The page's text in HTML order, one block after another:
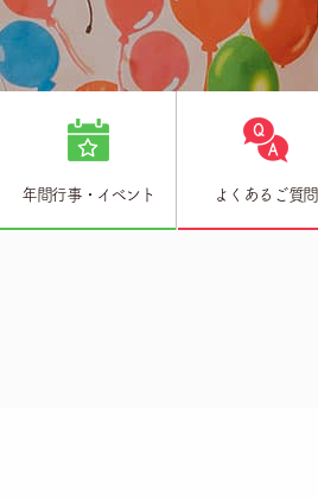
年間行事・イベント よくあるご質問